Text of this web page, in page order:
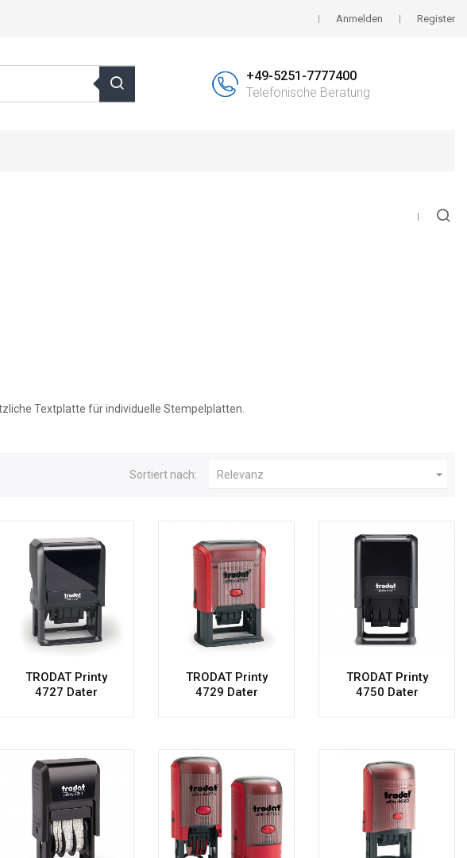
Anmelden Register
+49-5251-7777400
Telefonische Beratung
Textplatte für individuelle Stempelplatten.
Sortiert nach: Relevanz 
TRODAT Printy
4727 Dater
TRODAT Printy
4729 Dater
TRODAT Printy
4750 Dater